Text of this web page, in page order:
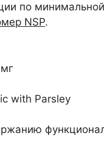
по
NSP.
with Parsley